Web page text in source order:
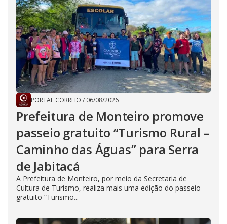
PORTAL CORREIO / 06/08/2026
Prefeitura de Monteiro promove
passeio gratuito “Turismo Rural –
Caminho das Águas” para Serra
de Jabitacá
A Prefeitura de Monteiro, por meio da Secretaria de
Cultura de Turismo, realiza mais uma edição do passeio
gratuito “Turismo...